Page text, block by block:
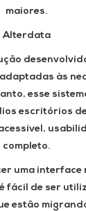
maiores.
Alterdata
às
esse
escritórios
completo.
uma interface
fácil de ser
estão